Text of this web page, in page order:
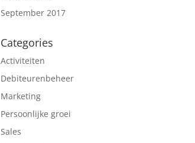
September 2017
Categories
Activiteiten
Debiteurenbeheer
Marketing
Persoonlijke groei
Sales